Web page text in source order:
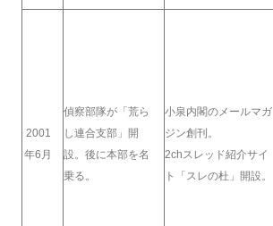
2001
年6月
偵察部隊が「荒ら
し連合支部」開
設。後に本部を名
乗る。
小泉内閣のメールマガ
ジン創刊。
2chスレッド紹介サイ
ト「スレの杜」開設。